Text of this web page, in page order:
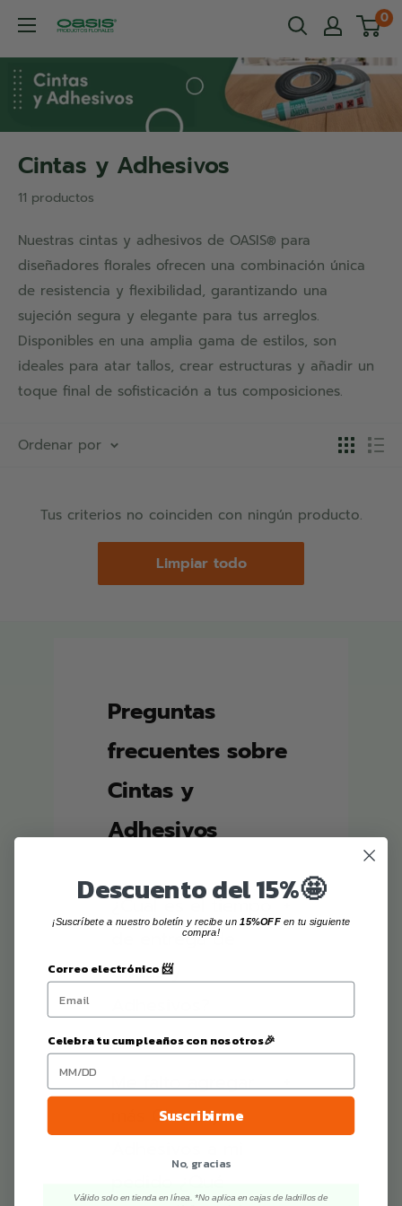
directamente
al
contenido
OASIS®
Productos
Florales
0
Cintas y Adhesivos
11 productos
Nuestras cintas y adhesivos de OASIS® para
diseñadores florales ofrecen una combinación única
de resistencia y flexibilidad, garantizando una
sujeción segura y elegante para tus arreglos.
Disponibles en una amplia gama de estilos, son
ideales para atar tallos, crear estructuras y añadir un
toque final de sofisticación a tus composiciones.
Ordenar por
Tus criterios no coinciden con ningún producto.
Limpiar todo
Preguntas
frecuentes sobre
Cintas y
Adhesivos
¿Cual es el tiempo
de entrega de
Cintas y
+
Me falto agregar
más Cintas y
+
Descuento del 15%🤩
¡Suscríbete a nuestro boletín y recibe un 15%OFFen tu siguiente
compra!
Correo electrónico 📨
Celebra tu cumpleaños con nosotros🎉
Suscribirme
No, gracias
Válido solo en tienda en línea. *No aplica en cajas de ladrillos de